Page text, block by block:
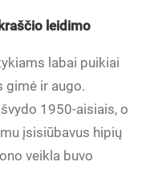
leidimo
labai puikiai
gimė ir augo.
1950-aisiais, o
įsisiūbavus hipių
veikla buvo